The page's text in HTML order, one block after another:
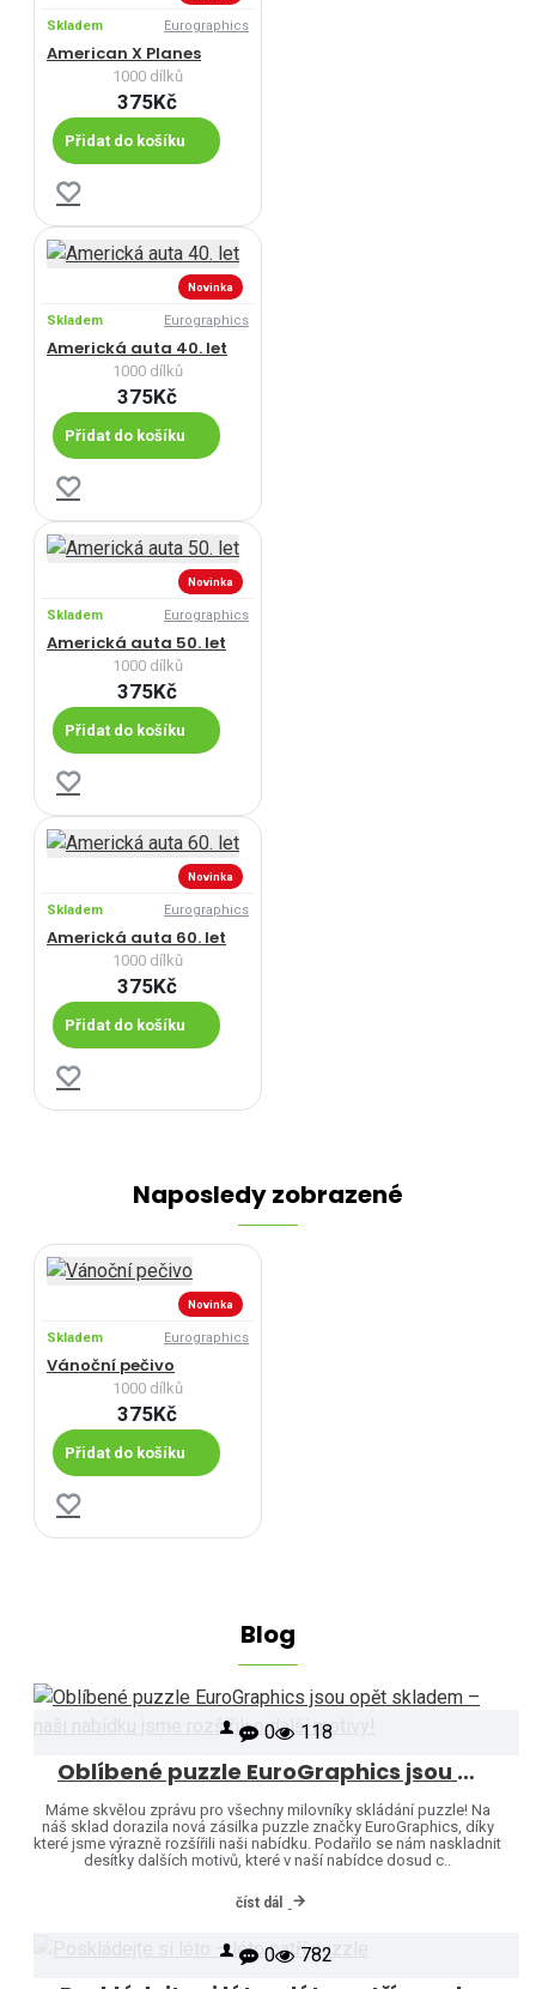
Skladem Eurographics
American X Planes
1000 dílků
375Kč
Přidat do košíku
Novinka
Skladem Eurographics
Americká auta 40. let
1000 dílků
375Kč
Přidat do košíku
Novinka
Skladem Eurographics
Americká auta 50. let
1000 dílků
375Kč
Přidat do košíku
Novinka
Skladem Eurographics
Americká auta 60. let
1000 dílků
375Kč
Přidat do košíku
Naposledy zobrazené
Novinka
Skladem Eurographics
Vánoční pečivo
1000 dílků
375Kč
Přidat do košíku
Blog
0 118
Oblíbené puzzle EuroGraphics jsou opět skladem – naši nabídku jsme rozšířili o další motivy!
Máme skvělou zprávu pro všechny milovníky skládání puzzle! Na
náš sklad dorazila nová zásilka puzzle značky EuroGraphics, díky
které jsme výrazně rozšířili naši nabídku. Podařilo se nám naskladnit
desítky dalších motivů, které v naší nabídce dosud c..
číst dál
0 782